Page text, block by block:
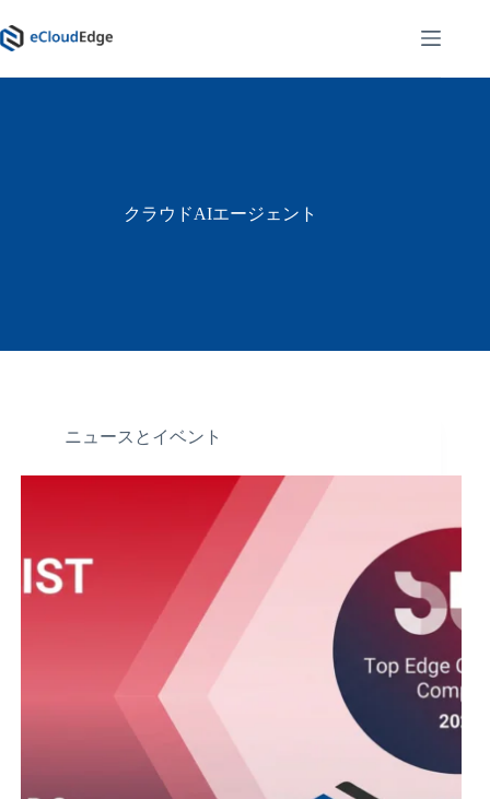
ン
テ
ン
クラウドAIエージェント
ニュースとイベント